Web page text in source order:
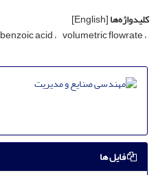
کلیدواژه‌ها[English]
benzoic acid volumetric flowrate
فایل ها